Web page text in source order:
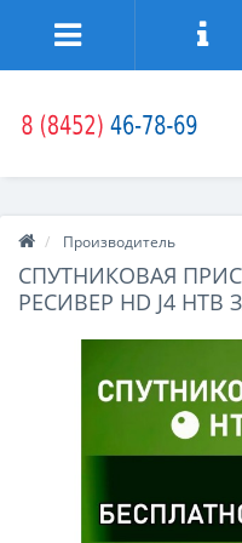
Производитель
СПУТНИКОВАЯ
РЕСИВЕР HD J4 НТВ